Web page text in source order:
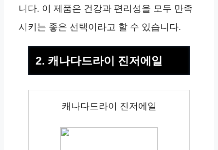
니다. 이 제품은 건강과 편리성을 모두 만족
시키는 좋은 선택이라고 할 수 있습니다.
2. 캐나다드라이 진저에일
캐나다드라이 진저에일